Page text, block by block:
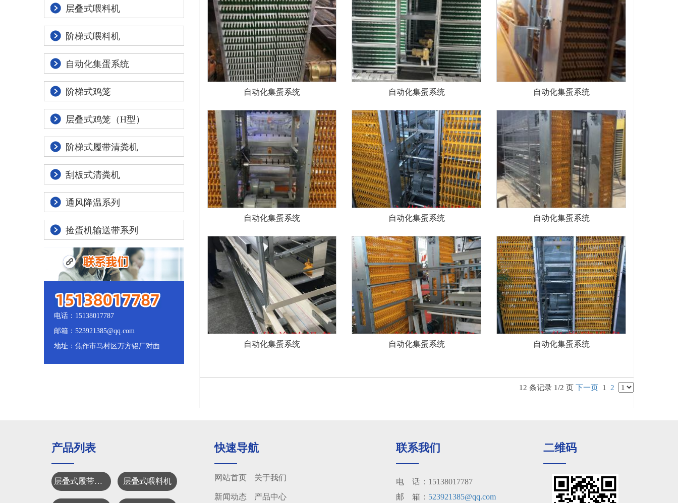
层叠式喂料机
阶梯式喂料机
自动化集蛋系统
阶梯式鸡笼
层叠式鸡笼（H型）
阶梯式履带清粪机
刮板式清粪机
通风降温系列
捡蛋机输送带系列
电话：15138017787
邮箱：523921385@qq.com
地址：焦作市马村区万方铝厂对面
自动化集蛋系统 自动化集蛋系统 自动化集蛋系统
自动化集蛋系统 自动化集蛋系统 自动化集蛋系统
自动化集蛋系统 自动化集蛋系统 自动化集蛋系统
12 条记录 1/2 页 下一页 1 2
产品列表
层叠式履带清粪机 层叠式喂料机
快速导航
网站首页 关于我们
新闻动态 产品中心
联系我们
电 话：15138017787
邮 箱： 523921385@qq.com
二维码